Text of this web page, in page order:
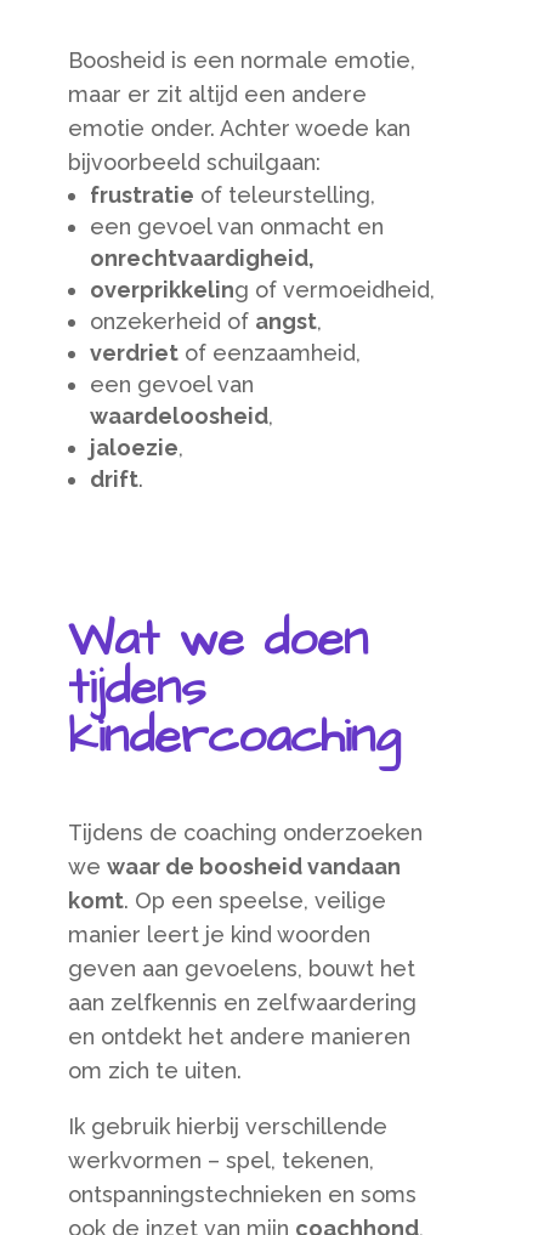
Boosheid is een normale emotie,
maar er zit altijd een andere
emotie onder. Achter woede kan
bijvoorbeeld schuilgaan:
frustratie of teleurstelling,
een gevoel van onmacht en
onrechtvaardigheid,
overprikkeling of vermoeidheid,
onzekerheid of angst,
verdriet of eenzaamheid,
een gevoel van
waardeloosheid,
jaloezie,
drift.
Wat we doen
tijdens
kindercoaching
Tijdens de coaching onderzoeken
we waar de boosheid vandaan
komt. Op een speelse, veilige
manier leert je kind woorden
geven aan gevoelens, bouwt het
aan zelfkennis en zelfwaardering
en ontdekt het andere manieren
om zich te uiten.
Ik gebruik hierbij verschillende
werkvormen – spel, tekenen,
ontspanningstechnieken en soms
ook de inzet van mijn coachhond,